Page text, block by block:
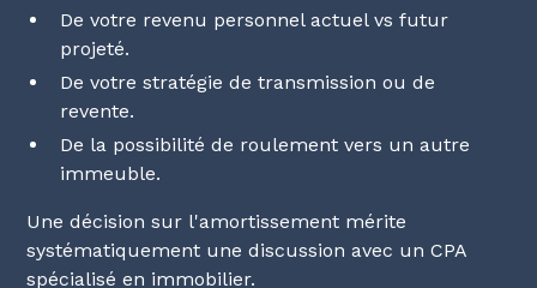
De votre revenu personnel actuel vs futur
projeté.
De votre stratégie de transmission ou de
revente.
De la possibilité de roulement vers un autre
immeuble.
Une décision sur l'amortissement mérite
systématiquement une discussion avec un CPA
spécialisé en immobilier.